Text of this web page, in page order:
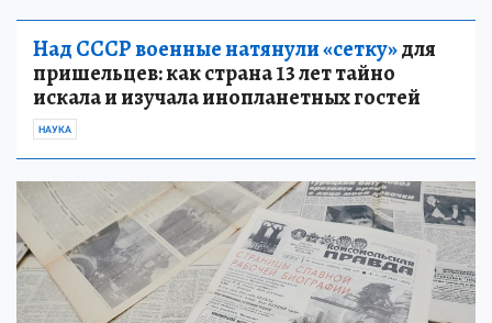
Над СССР военные натянули «сетку»для
пришельцев: как страна 13 лет тайно
искала и изучала инопланетных гостей
НАУКА